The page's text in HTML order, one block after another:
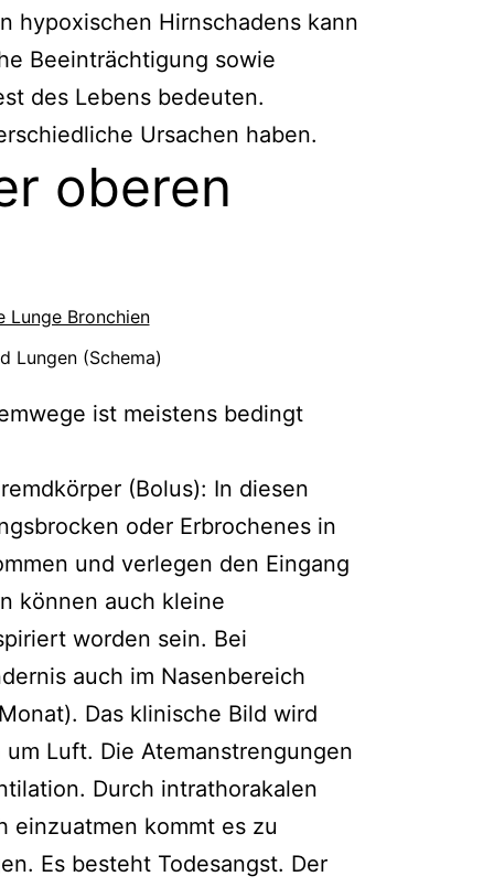
hypoxischen Hirnschadens kann
Beeinträchtigung sowie
des Lebens bedeuten.
Ursachen haben.
oberen
Lungen (Schema)
ist meistens bedingt
(Bolus): In diesen
oder Erbrochenes in
und verlegen den Eingang
können auch kleine
worden sein. Bei
auch im Nasenbereich
Das klinische Bild wird
Luft. Die Atemanstrengungen
Durch intrathorakalen
einzuatmen kommt es zu
Es besteht Todesangst. Der